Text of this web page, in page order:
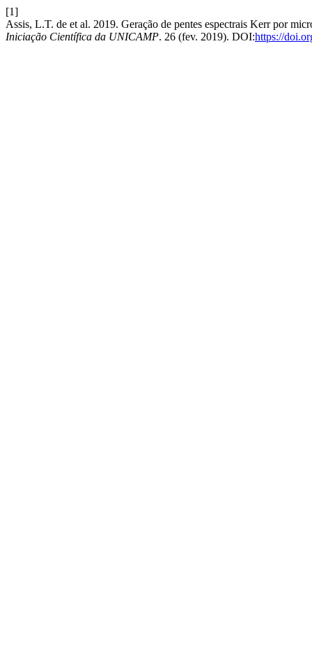
[1]
Assis, L.T. de et al. 2019. Geração de pentes espectrais Kerr por
Iniciação Científica da UNICAMP. 26 (fev. 2019). DOI:https://